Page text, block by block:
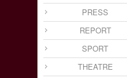
PRESS
REPORT
SPORT
THEATRE